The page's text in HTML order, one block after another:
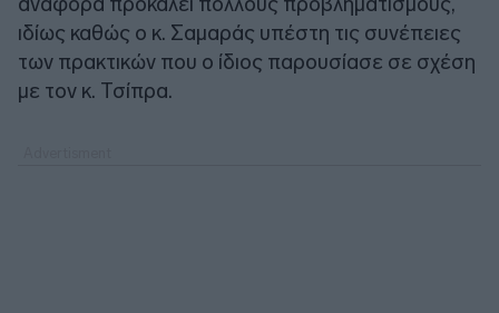
ιδίως καθώς ο κ. Σαμαράς υπέστη τις συνέπειες
των πρακτικών που ο ίδιος παρουσίασε σε σχέση
με τον κ. Τσίπρα.